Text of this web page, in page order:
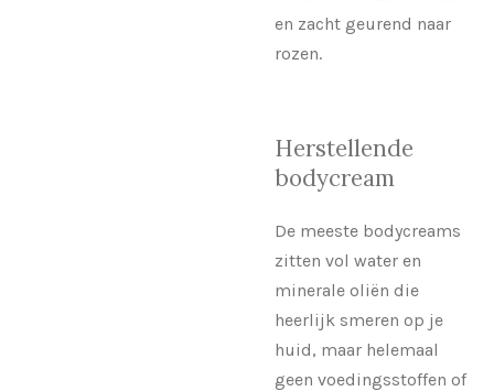
en zacht geurend naar
rozen.
Herstellende
bodycream
De meeste bodycreams
zitten vol water en
minerale oliën die
heerlijk smeren op je
huid, maar helemaal
geen voedingsstoffen of